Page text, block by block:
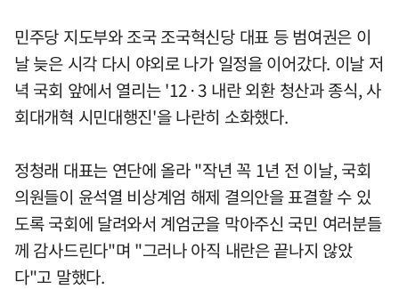
민주당 지도부와 조국 조국혁신당 대표 등 범여권은 이
날 늦은 시각 다시 야외로 나가 일정을 이어갔다. 이날 저
녁 국회 앞에서 열리는 '12·3 내란 외환 청산과 종식, 사
회대개혁 시민대행진'을 나란히 소화했다.
정청래 대표는 연단에 올라 "작년 꼭 1년 전 이날, 국회
의원들이 윤석열 비상계엄 해제 결의안을 표결할 수 있
도록 국회에 달려와서 계엄군을 막아주신 국민 여러분들
께 감사드린다"며 "그러나 아직 내란은 끝나지 않았
다"고 말했다.